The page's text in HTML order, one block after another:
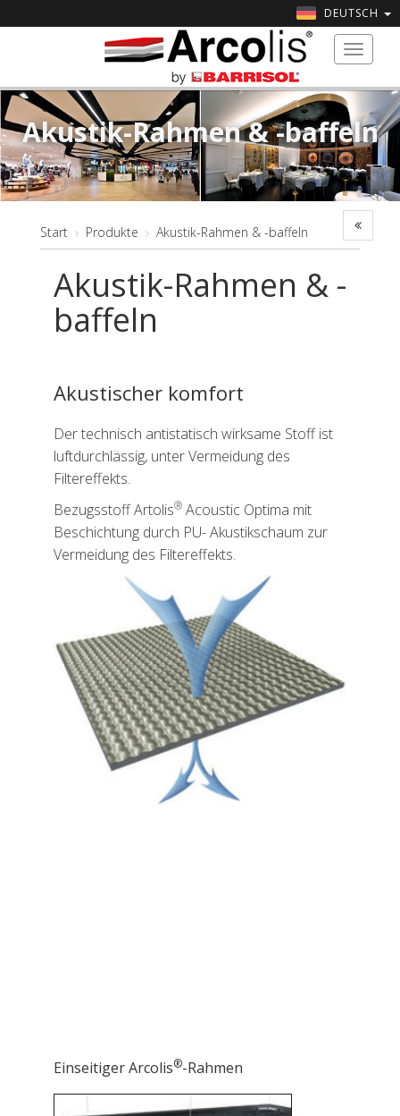
DEUTSCH
Toggle
Akustik-Rahmen & -baffeln
Start Produkte Akustik-Rahmen & -baffeln
Akustik-Rahmen & -
baffeln
Akustischer komfort
Der technisch antistatisch wirksame Stoff ist
luftdurchlässig, unter Vermeidung des
Filtereffekts.
Bezugsstoff Artolis® Acoustic Optima mit
Beschichtung durch PU- Akustikschaum zur
Vermeidung des Filtereffekts.
Einseitiger Arcolis®-Rahmen